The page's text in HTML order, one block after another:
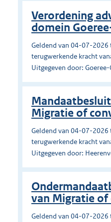
Verordening
domein
Geldend van 04-07-2026
terugwerkende kracht
Uitgegeven door:
Migratie of
Geldend van 04-07-2026
terugwerkende kracht
Uitgegeven door:
van Migratie of
Geldend van 04-07-2026